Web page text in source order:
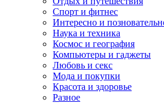
Спорт и фитнес
Интересно и
Наука и техника
Космос и география
Компьютеры и гаджеты
Любовь и секс
Мода и покупки
Красота и здоровье
Разное